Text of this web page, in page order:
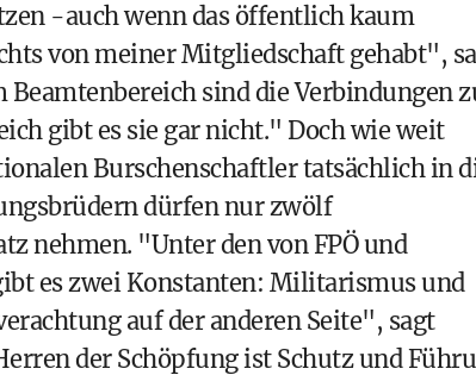
-auch wenn das öffentlich kaum
von meiner Mitgliedschaft gehabt",
sind die Verbindungen
gibt es sie gar nicht." Doch wie weit
Burschenschaftler tatsächlich in
dürfen nur zwölf
nehmen. "Unter den von FPÖ und
es zwei Konstanten: Militarismus und
auf der anderen Seite", sagt
der Schöpfung ist Schutz und